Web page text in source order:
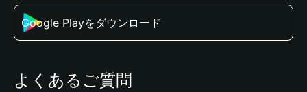
Google Playをダウンロード
よくあるご質問